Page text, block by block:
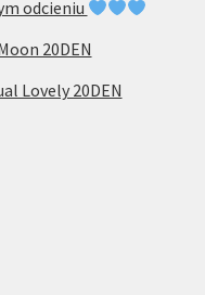
odcieniu
20DEN
Lovely 20DEN